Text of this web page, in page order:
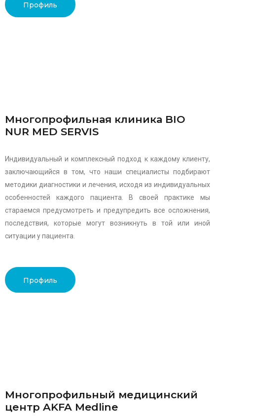
Профиль
Многопрофильная клиника BIO
NUR MED SERVIS
Индивидуальный и комплексный подход к каждому клиенту,
заключающийся в том, что наши специалисты подбирают
методики диагностики и лечения, исходя из индивидуальных
особенностей каждого пациента. В своей практике мы
стараемся предусмотреть и предупредить все осложнения,
последствия, которые могут возникнуть в той или иной
ситуации у пациента.
Профиль
Многопрофильный медицинский
центр AKFA Medline